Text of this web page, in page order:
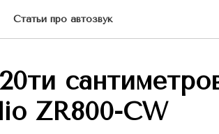
Статьи про автозвук
ZR800-CW